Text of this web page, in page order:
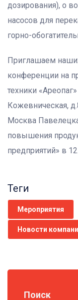
дозирования), о
насосов для
горно-
Приглашаем
конференции на
техники
Кожевническая,
Москва
повышения
предприятий» в
Теги
Мероприятия
Новости
Поиск